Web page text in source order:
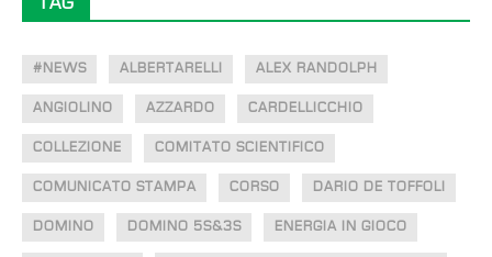
#NEWS ALBERTARELLI ALEX RANDOLPH
ANGIOLINO AZZARDO CARDELLICCHIO
COLLEZIONE COMITATO SCIENTIFICO
COMUNICATO STAMPA CORSO DARIO DE TOFFOLI
DOMINO DOMINO 5S&3S ENERGIA IN GIOCO